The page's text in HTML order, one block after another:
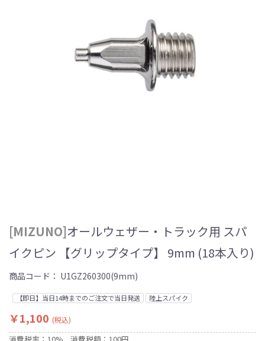
[MIZUNO]オールウェザー・トラック用 スパ
イクピン 【グリップタイプ】 9mm (18本入り)
商品コード： U1GZ260300(9mm)
【即日】当日14時までのご注文で当日発送 陸上スパイク
￥1,100 (税込)